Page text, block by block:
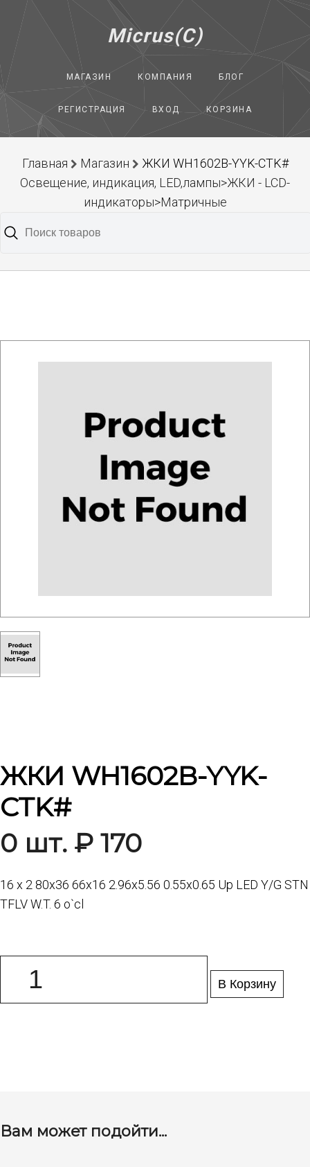
Micrus(C)
МАГАЗИН КОМПАНИЯ БЛОГ
РЕГИСТРАЦИЯ ВХОД КОРЗИНА
Главная Магазин
ЖКИ WH1602B-YYK-CTK#
Освещение, индикация, LED,лампы>ЖКИ - LCD-
индикаторы>Матричные
ЖКИ WH1602B-YYK-
CTK#
0 шт. ₽ 170
16 x 2 80x36 66x16 2.96x5.56 0.55x0.65 Up LED Y/G STN
TFLV W.T. 6 o`cl
В Корзину
Вам может подойти...